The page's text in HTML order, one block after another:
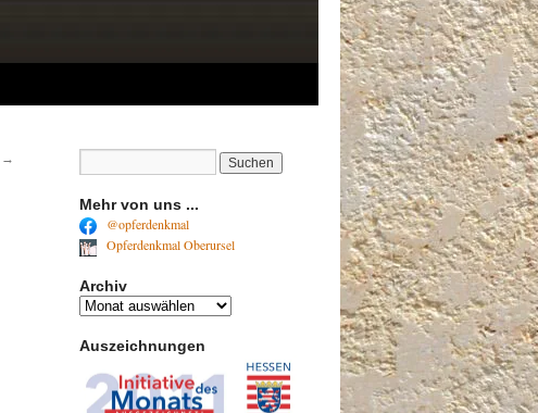
→
Mehr von uns ...
@opferdenkmal
Opferdenkmal Oberursel
Archiv
Archiv
Auszeichnungen